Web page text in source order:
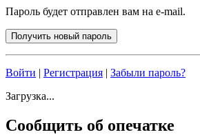
Пароль будет отправлен вам на e-mail.
Войти | Регистрация | Забыли пароль?
Загрузка...
Сообщить об опечатке